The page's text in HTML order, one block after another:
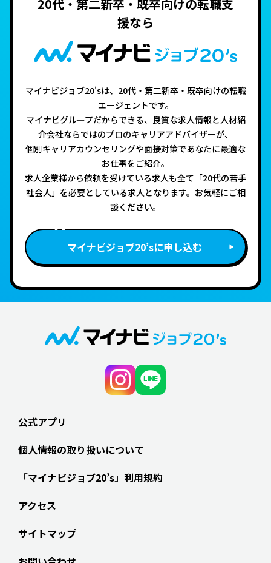
20代・第二新卒・既卒向けの転職支
援なら
マイナビジョブ20'sは、20代・第二新卒・既卒向けの転職
エージェントです。
マイナビグループだからできる、良質な求人情報と人材紹
介会社ならではのプロのキャリアアドバイザーが、
個別キャリアカウンセリングや面接対策であなたに最適な
お仕事をご紹介。
求人企業様から依頼を受けている求人も全て「20代の若手
社会人」を必要としている求人となります。お気軽にご相
談ください。
マイナビジョブ20’sに申し込む
公式アプリ
個人情報の取り扱いについて
「マイナビジョブ20’s」利用規約
アクセス
サイトマップ